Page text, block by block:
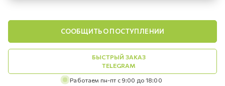
СООБЩИТЬ О ПОСТУПЛЕНИИ
БЫСТРЫЙ ЗАКАЗ
TELEGRAM
Работаем пн-пт с 9:00 до 18:00